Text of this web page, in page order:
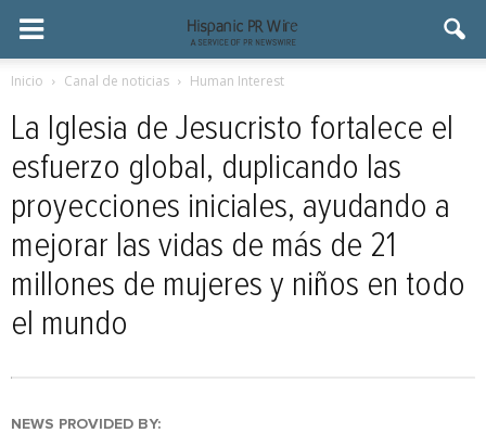
Inicio Canal de noticias Human Interest
La Iglesia de Jesucristo fortalece el
esfuerzo global, duplicando las
proyecciones iniciales, ayudando a
mejorar las vidas de más de 21
millones de mujeres y niños en todo
el mundo
NEWS PROVIDED BY: